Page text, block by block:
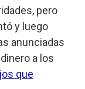
pero
y luego
anunciadas
a los
que